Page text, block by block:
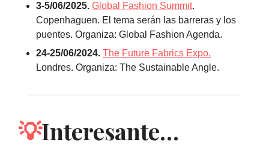
3-5/06/2025. Global Fashion Summit.
Copenhaguen. El tema serán las barreras y los
puentes. Organiza: Global Fashion Agenda.
24-25/06/2024. The Future Fabrics Expo.
Londres. Organiza: The Sustainable Angle.
💡Interesante…